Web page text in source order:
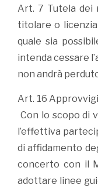
Art. 7 Tutela dei
titolare o
quale sia
intenda cessare
non andrà
Art. 16
Con lo scopo di
l’effettiva
di affidamento
concerto con il
adottare linee